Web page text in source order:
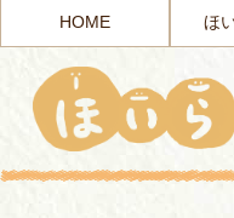
HOME ほ